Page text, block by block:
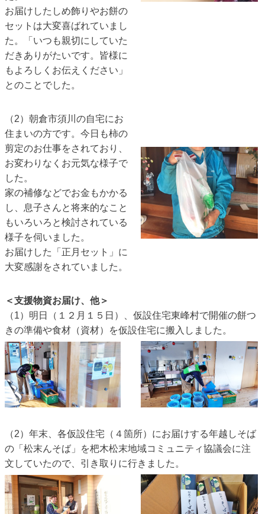
お届けしたしめ飾りやお餅の
セットは大変喜ばれていまし
た。「いつも親切にしていた
だきありがたいです。皆様に
もよろしくお伝えください」
とのことでした。
（2）朝倉市須川の自宅にお
住まいの方です。今日も柿の
剪定のお仕事をされており、
お変わりなくお元気な様子で
した。
家の補修などでお金もかかる
し、息子さんと将来的なこと
もいろいろと検討されている
様子を伺いました。
お届けした「正月セット」に
大変感謝をされていました。
＜支援物資お届け、他＞
（1）明日（１２月１５日）、仮設住宅東峰村で開催の餅つ
きの準備や食材（資材）を仮設住宅に搬入しました。
（2）年末、各仮設住宅（４箇所）にお届けする年越しそば
の「松末んそば」を杷木松末地域コミュニティ協議会に注
文していたので、引き取りに行きました。